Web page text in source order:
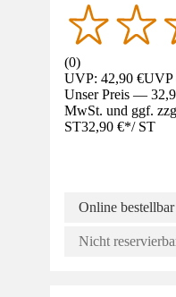
(0)
UVP: 42,90 €UVP
Unser Preis —
MwSt. und ggf.
ST32,90 €*/ ST
Online bestellbar
Nicht